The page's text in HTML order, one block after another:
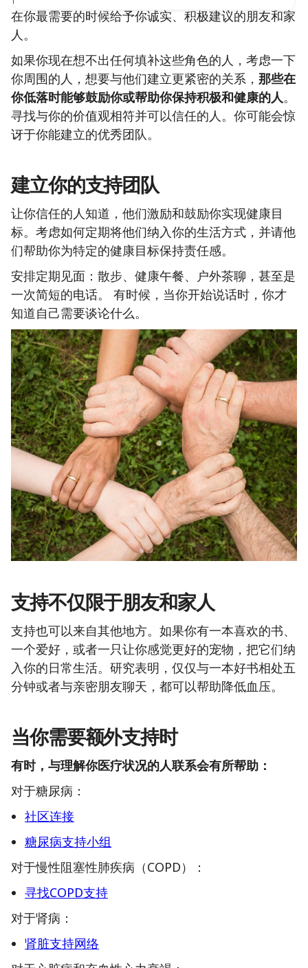
在你最需要的时候给予你诚实、积极建议的朋友和家
人。
如果你现在想不出任何填补这些角色的人，考虑一下
你周围的人，想要与他们建立更紧密的关系， 那些在
你低落时能够鼓励你或帮助你保持积极和健康的人。
寻找与你的价值观相符并可以信任的人。你可能会惊
讶于你能建立的优秀团队。
建立你的支持团队
让你信任的人知道，他们激励和鼓励你实现健康目
标。考虑如何定期将他们纳入你的生活方式，并请他
们帮助你为特定的健康目标保持责任感。
安排定期见面：散步、健康午餐、户外茶聊，甚至是
一次简短的电话。 有时候，当你开始说话时，你才
知道自己需要谈论什么。
支持不仅限于朋友和家人
支持也可以来自其他地方。如果你有一本喜欢的书、
一个爱好，或者一只让你感觉更好的宠物，把它们纳
入你的日常生活。研究表明，仅仅与一本好书相处五
分钟或者与亲密朋友聊天，都可以帮助降低血压。
当你需要额外支持时
有时，与理解你医疗状况的人联系会有所帮助：
对于糖尿病：
社区连接
糖尿病支持小组
对于慢性阻塞性肺疾病（COPD）：
寻找COPD支持
对于肾病：
肾脏支持网络